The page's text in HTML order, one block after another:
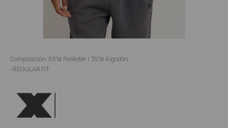
Composición: 65% Poliéster / 35% Algodón
-REGULAR FIT